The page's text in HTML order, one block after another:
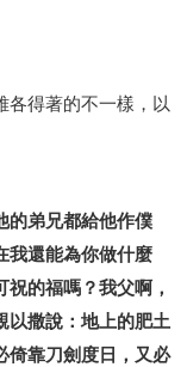
各得著的不一樣，以
的弟兄都給他作僕
我還能為你做什麼
的福嗎？我父啊，
以撒說：地上的肥土
倚靠刀劍度日，又必